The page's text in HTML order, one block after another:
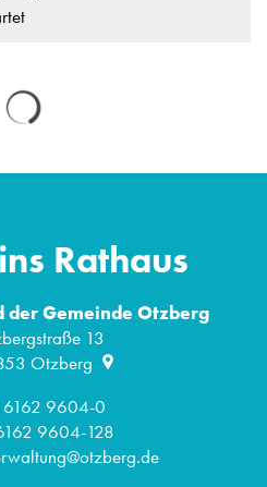
Rathaus
der Gemeinde Otzberg
13
Otzberg
9604-0
9604-128